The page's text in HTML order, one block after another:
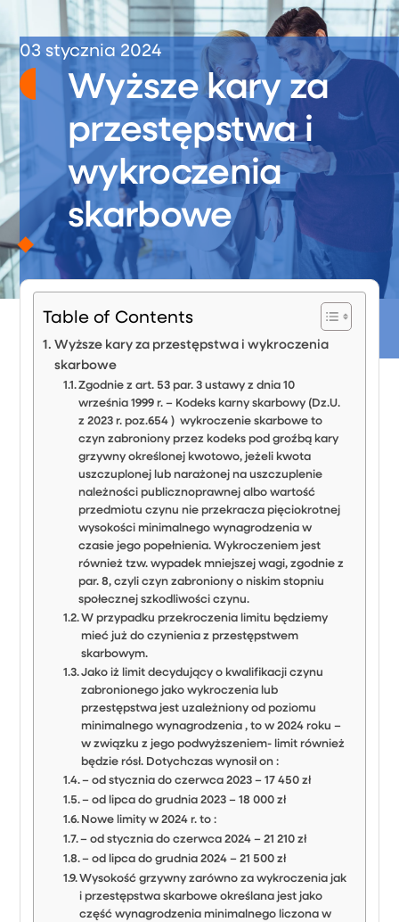
03 stycznia 2024
Wyższe kary za
przestępstwa i
wykroczenia
skarbowe
Table of Contents
Wyższe kary za przestępstwa i wykroczenia
skarbowe
Zgodnie z art. 53 par. 3 ustawy z dnia 10
września 1999 r. – Kodeks karny skarbowy (Dz.U.
z 2023 r. poz.654 ) wykroczenie skarbowe to
czyn zabroniony przez kodeks pod groźbą kary
grzywny określonej kwotowo, jeżeli kwota
uszczuplonej lub narażonej na uszczuplenie
należności publicznoprawnej albo wartość
przedmiotu czynu nie przekracza pięciokrotnej
wysokości minimalnego wynagrodzenia w
czasie jego popełnienia. Wykroczeniem jest
również tzw. wypadek mniejszej wagi, zgodnie z
par. 8, czyli czyn zabroniony o niskim stopniu
społecznej szkodliwości czynu.
W przypadku przekroczenia limitu będziemy
mieć już do czynienia z przestępstwem
skarbowym.
Jako iż limit decydujący o kwalifikacji czynu
zabronionego jako wykroczenia lub
przestępstwa jest uzależniony od poziomu
minimalnego wynagrodzenia , to w 2024 roku –
w związku z jego podwyższeniem- limit również
będzie rósł. Dotychczas wynosił on :
– od stycznia do czerwca 2023 – 17 450 zł
– od lipca do grudnia 2023 – 18 000 zł
Nowe limity w 2024 r. to :
– od stycznia do czerwca 2024 – 21 210 zł
– od lipca do grudnia 2024 – 21 500 zł
Wysokość grzywny zarówno za wykroczenia jak
i przestępstwa skarbowe określana jest jako
część wynagrodzenia minimalnego liczona w